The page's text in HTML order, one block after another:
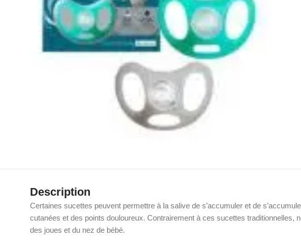
Description
Certaines sucettes peuvent permettre à la salive de s’accumuler et de
cutanées et des points douloureux. Contrairement à ces sucettes
des joues et du nez de bébé.